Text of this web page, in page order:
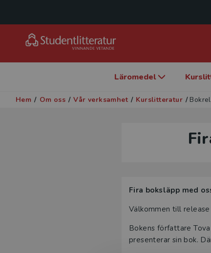
Läromedel
Hem / Om oss / Vår verksamhet / Kurslitteratur /
Fira boksläpp med
Välkommen till
Bokens författare
presenterar sin bok.